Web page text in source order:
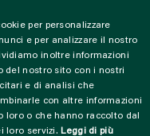
E COLLABORAZIONI
per personalizzare
e per analizzare il nostro
inoltre informazioni
del nostro sito con i nostri
e di analisi che
con altre informazioni
loro o che hanno raccolto dal
loro servizi. Leggi di più